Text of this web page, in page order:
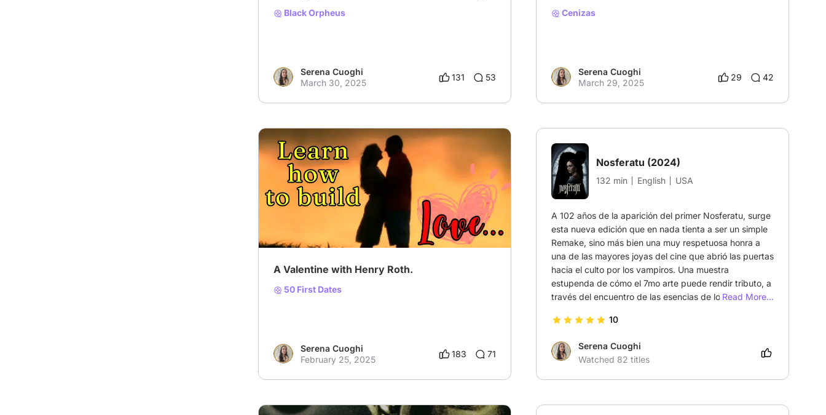
Black Orpheus
Serena Cuoghi
March 30, 2025
131 53
Cenizas
Serena Cuoghi
March 29, 2025
29 42
# The Character I Want to Date
A Valentine with Henry Roth.
50 First Dates
Serena Cuoghi
February 25, 2025
183 71
Nosferatu (2024)
132 min English USA
A 102 años de la aparición del primer Nosferatu, surge
esta nueva edición que en nada tienta a ser un simple
Remake, sino más bien una muy respetuosa honra a
una de las mayores joyas del cine que abrió las puertas
hacia el culto por los vampiros. Una muestra
estupenda de cómo el 7mo arte puede rendir tributo, a
través del encuentro de las esencias de los diversos
Read More...
10
Serena Cuoghi
Watched 82 titles